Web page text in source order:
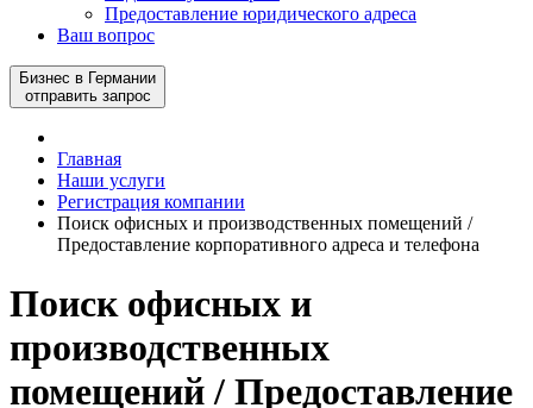
Предоставление юридического адреса
Ваш вопрос
Бизнес в Германии
отправить запрос
Главная
Наши услуги
Регистрация компании
Поиск офисных и производственных помещений /
Предоставление корпоративного адреса и телефона
Поиск офисных и
производственных
помещений / Предоставление